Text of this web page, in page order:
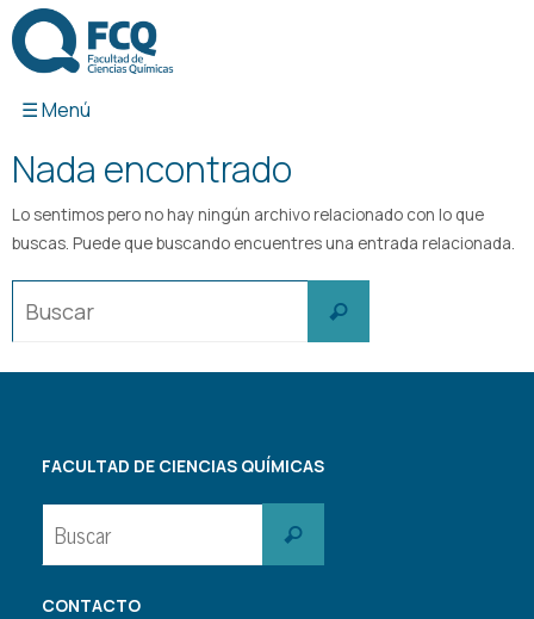
contenido
Nada encontrado
Lo sentimos pero no hay ningún archivo relacionado con lo que
buscas. Puede que buscando encuentres una entrada relacionada.
Buscar
FACULTAD DE CIENCIAS QUÍMICAS
Buscar
CONTACTO